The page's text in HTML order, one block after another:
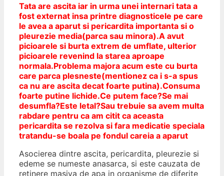
Tata are ascita iar in urma unei internari tata a
fost externat insa printre diagnosticele pe care
le avea a aparut si pericardita importanta si o
pleurezie media(parca sau minora).A avut
picioarele si burta extrem de umflate, ulterior
picioarele revenind la starea aproape
normala.Problema majora acum este cu burta
care parca plesneste(mentionez ca i s-a spus
ca nu are ascita decat foarte putina).Consuma
foarte putine lichide.Ce putem face?Se mai
desumfla?Este letal?Sau trebuie sa avem multa
rabdare pentru ca am citit ca aceasta
pericardita se rezolva si fara medicatie speciala
tratandu-se boala pe fondul careia a aparut
Asocierea dintre ascita, pericardita, pleurezie si
edeme se numeste anasarca, si este cauzata de
retinere masiva de apa in organisme de diferite